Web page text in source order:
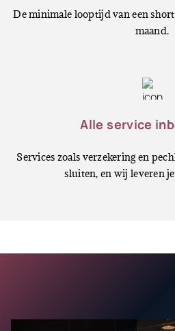
De minimale looptijd van een
maand.
Alle service
Services zoals verzekering en
sluiten, en wij leveren